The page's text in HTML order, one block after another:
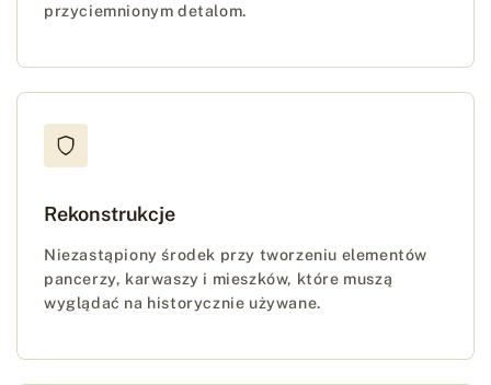
przyciemnionym detalom.
Rekonstrukcje
Niezastąpiony środek przy tworzeniu elementów
pancerzy, karwaszy i mieszków, które muszą
wyglądać na historycznie używane.